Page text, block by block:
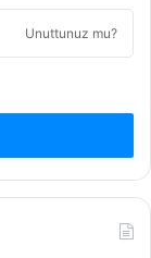
Unuttunuz mu?